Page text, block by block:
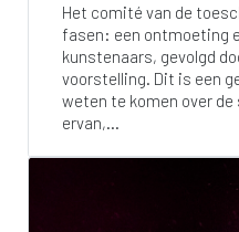
Het comité van de
fasen: een ontmoeting
kunstenaars, gevolgd
voorstelling. Dit is een
weten te komen over
ervan,...